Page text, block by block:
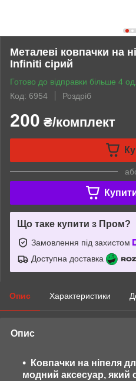
Металеві ковпачки на
Infiniti сірий
Готово до відправки більше 4 од.
Код: 6954
Роздріб
200 ₴/комплект
Що таке купити з Пром?
Замовлення під захистом
Доступна доставка
Опис Характеристики
Опис
Ковпачки на ніпеля
модний аксесуар, який